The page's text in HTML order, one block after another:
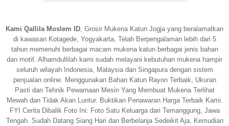
Kami Qallila Moslem ID, Grosir Mukena Katun Jogja yang beralamatkan
di kawasan Kotagede, Yogyakarta, Telah Berpengalaman lebih dari 5
tahun memenuhi berbagai macam mukena katun berbagai jenis bahan
dan motif. Alhamdullilah kami sudah melayani kebutuhan mukena hampir
seluruh wilayah Indonesia, Malaysia dan Singapura dengan sistem
penjualan online. Menggunakan Bahan Katun Rayon Terbaik, Ukuran
Pasti dan Tehnik Pewarnaan Mesin Yang Membuat Mukena Terlihat
Mewah dan Tidak Akan Luntur. Buktikan Penawaran Harga Terbaik Kami.
FYI Cerita Dibalik Foto Ini: Foto Satu Keluarga dari Temanggung, Jawa
Tengah. Sudah Datang Siang Hari dan Berbelanja Sedeikit Aja, Kemudian